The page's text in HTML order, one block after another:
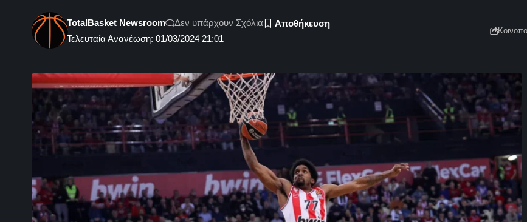
Τελευταία Ανανέωση: 01/03/2024 21:01
TotalBasket Newsroom Δεν υπάρχουν Σχόλια